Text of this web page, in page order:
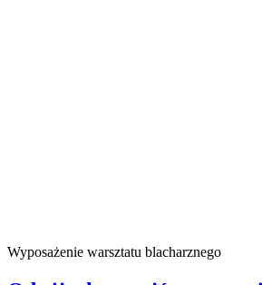
Wyposażenie warsztatu blacharznego